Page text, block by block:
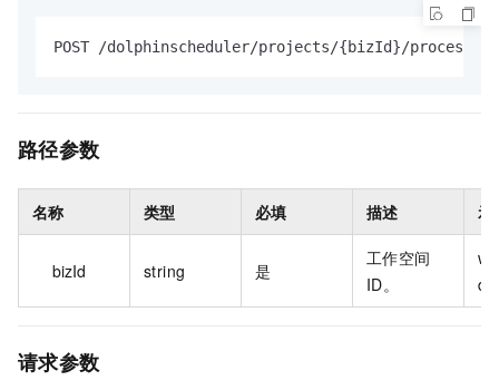
POST /dolphinscheduler/projects/{bizId}/process-
路径参数
名称 类型 必填 描述 示
bizId string 是
工作空间
ID。
w-
请求参数